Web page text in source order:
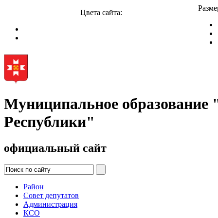
Цвета сайта:
Муниципальное
Республики"
официальный сайт
Район
Совет депутатов
Администрация
КСО